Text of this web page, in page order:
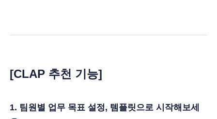
[CLAP 추천 기능]
1. 팀원별 업무 목표 설정, 템플릿으로 시작해보세